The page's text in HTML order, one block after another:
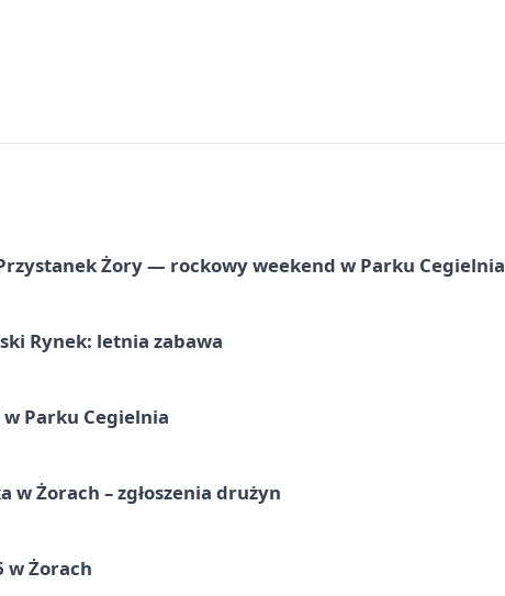
Żory — rockowy weekend w Parku Cegielnia
Rynek: letnia zabawa
Parku Cegielnia
Żorach – zgłoszenia drużyn
w Żorach